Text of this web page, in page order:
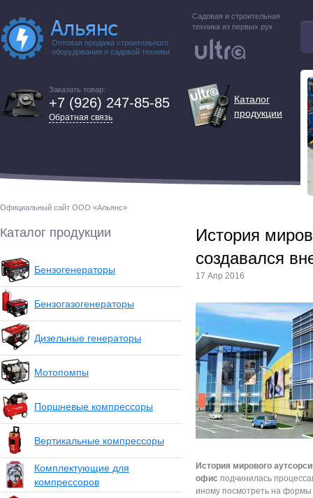
Оптовая продажа строительного
оборудования и садовой техники
Садовая и строительная
техника из первых рук
Заказать товар:
+7 (926) 247-85-85
Обратная связь
Каталог
продукции
Официальный сайт ООО «Альянс»
Каталог продукции
Бензогенераторы
Бензогазогенераторы
Дизельные генераторы
Мотопомпы
Поршневые компрессоры
Вертикальные компрессоры
Комплектующие для
компрессоров
История
создавался
17 Апр 2016
История мирового
офис подчинилась
иному посмотреть на формы